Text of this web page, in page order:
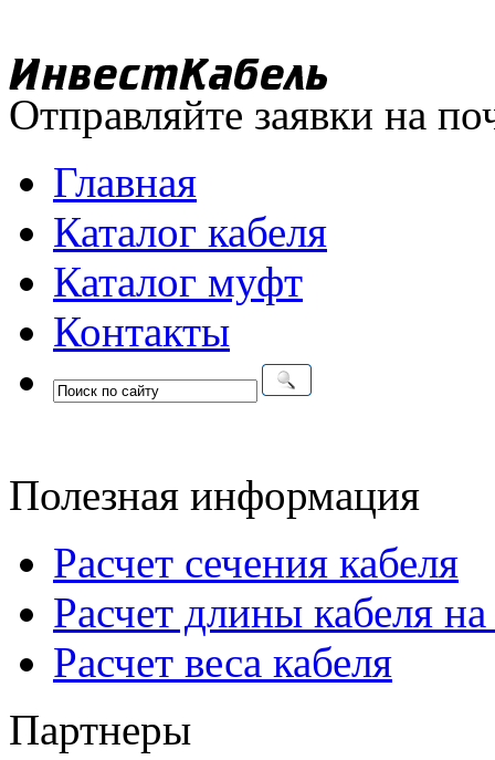
Отправляйте заявки на
Главная
Каталог кабеля
Каталог муфт
Контакты
Полезная информация
Расчет сечения кабеля
Расчет длины кабеля
Расчет веса кабеля
Партнеры